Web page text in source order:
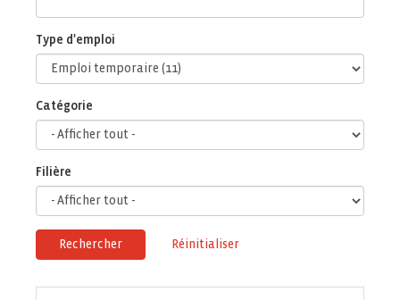
Type d'emploi
Catégorie
Filière
Rechercher Réinitialiser